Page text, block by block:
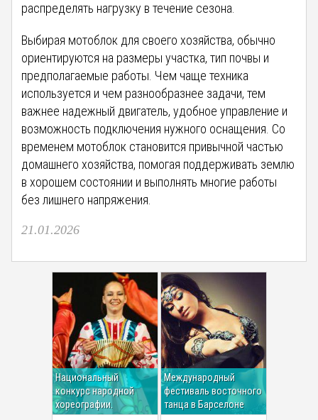
распределять нагрузку в течение сезона.
Выбирая мотоблок для своего хозяйства, обычно
ориентируются на размеры участка, тип почвы и
предполагаемые работы. Чем чаще техника
используется и чем разнообразнее задачи, тем
важнее надежный двигатель, удобное управление и
возможность подключения нужного оснащения. Со
временем мотоблок становится привычной частью
домашнего хозяйства, помогая поддерживать землю
в хорошем состоянии и выполнять многие работы
без лишнего напряжения.
21.01.2026
Национальный
конкурс народной
хореографии.
Международный
фестиваль восточного
танца в Барселоне